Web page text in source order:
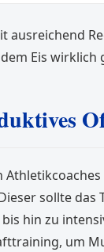
ausreichend
Eis wirklich
sollte
hin zu
um